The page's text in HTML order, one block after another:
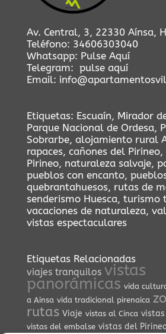
Av. Central, 3, 22330 Aínsa,
Teléfono: 34606303040
Whatsapp: Pulse Aquí
Telegram: pulse aquí
Email:
Etiquetas: Escuaín, Mirador
Parque Nacional de Ordesa,
Sobrarbe, alojamiento rural
rapaces, cañones del Pirineo,
Pirineo, naturaleza salvaje,
pueblos con encanto,
quebrantahuesos, rutas de
senderismo Huesca, turismo
vacaciones de naturaleza,
vistas espectaculares
Etiquetas Relacionadas
viajes tranquilos vistas
panorámicas vida
a Ainsa vida tradicional pirenaica
rutas Viaje vistas al Cinca vistas
vistas del embalse vistas del